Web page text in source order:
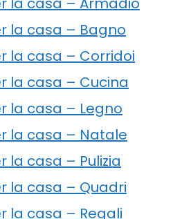
la casa – Bagno
la casa – Corridoi
la casa – Cucina
la casa – Legno
la casa – Natale
la casa – Pulizia
la casa – Quadri
la casa – Regali